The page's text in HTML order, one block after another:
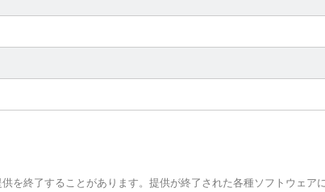
を終了することがあります。提供が終了された各種ソフトウェア